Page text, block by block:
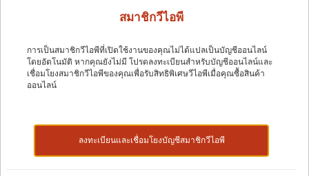
สมาชิกวีไอพี
การเป็นสมาชิกวีไอพีที่เปิดใช้งานของคุณไม่ได้แปลเป็นบัญชีออนไลน์
โดยอัตโนมัติ หากคุณยังไม่มี โปรดลงทะเบียนสำหรับบัญชีออนไลน์และ
เชื่อมโยงสมาชิกวีไอพีของคุณเพื่อรับสิทธิพิเศษวีไอพีเมื่อคุณซื้อสินค้า
ออนไลน์
ลงทะเบียนและเชื่อมโยงบัญชีสมาชิกวีไอพี